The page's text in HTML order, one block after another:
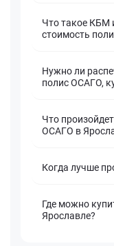
Что такое КБМ
стоимость
Нужно ли
полис ОСАГО,
Что
ОСАГО в
Когда лучше
Где можно
Ярославле?